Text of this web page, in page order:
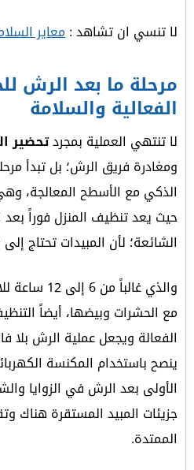
لا تنسي ان تشاهد :معاير
مرحلة ما بعد الرش
الفعالية والسلامة
لا تنتهي العملية بمجردتحضير
ومغادرة فريق الرش؛ بل تبدأ
الذكي مع الأسطح المعالجة،
حيث يعد تنظيف المنزل فوراً بعد
الشائعة؛ لأن المبيدات تحتاج
والذي
مع الحشرات وبيضها، أيضاً
الفعالة ويجعل عملية الرش بلا
ينصح باستخدام المكنسة
الأولى بعد الرش في الزوايا
جزيئات المبيد المستقرة هناك
الممتدة.